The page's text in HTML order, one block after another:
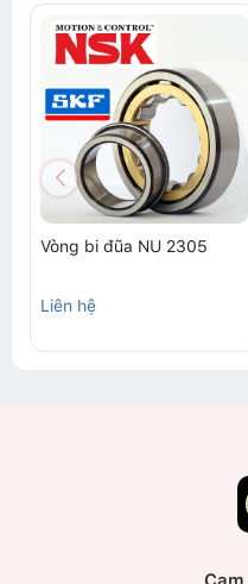
Vòng bi đũa NU 2305
Liên hệ